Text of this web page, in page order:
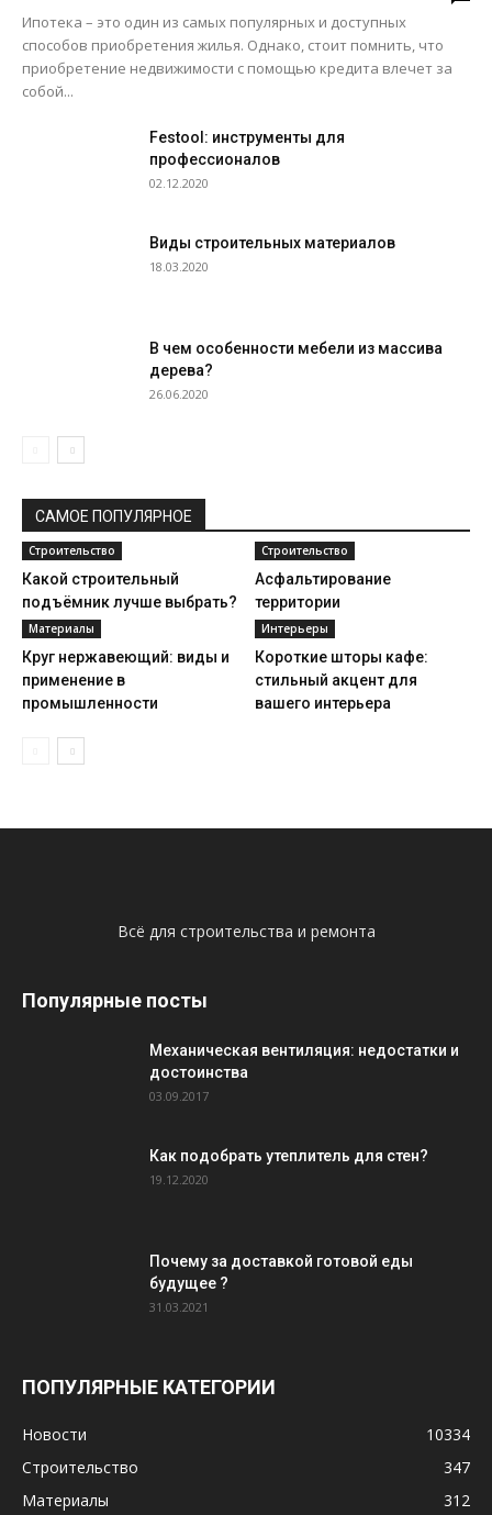
Ипотека – это один из самых популярных и доступных
способов приобретения жилья. Однако, стоит помнить, что
приобретение недвижимости с помощью кредита влечет за
собой...
Festool: инструменты для
профессионалов
02.12.2020
Виды строительных материалов
18.03.2020
В чем особенности мебели из массива
дерева?
26.06.2020
САМОЕ ПОПУЛЯРНОЕ
Строительство
Какой строительный
подъёмник лучше выбрать?
Строительство
Асфальтирование
территории
Материалы
Круг нержавеющий: виды и
применение в
промышленности
Интерьеры
Короткие шторы кафе:
стильный акцент для
вашего интерьера
Всё для строительства и ремонта
Популярные посты
Механическая вентиляция: недостатки и
достоинства
03.09.2017
Как подобрать утеплитель для стен?
19.12.2020
Почему за доставкой готовой еды
будущее ?
31.03.2021
ПОПУЛЯРНЫЕ КАТЕГОРИИ
Новости
10334
Строительство
347
Материалы
312